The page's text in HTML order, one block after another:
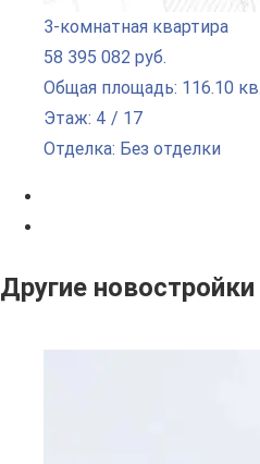
3-комнатная квартира
58 395 082 руб.
Общая площадь: 116.10
Этаж: 4 / 17
Отделка: Без отделки
Другие